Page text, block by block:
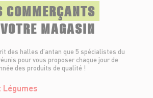
COMMERÇANTS
MAGASIN
des halles d’antan que 5 spécialistes du
pour vous proposer chaque jour de
des produits de qualité !